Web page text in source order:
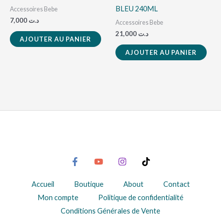
Accessoires Bebe
د.ت
AJOUTER AU PANIER
BLEU 240ML
Accessoires Bebe
د.ت
AJOUTER AU PANIER
Accueil Boutique About
Contact
Mon compte
Politique de confidentialité
Conditions Générales de Vente